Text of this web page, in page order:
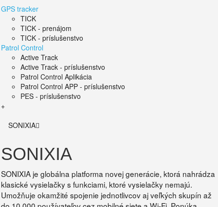
GPS tracker
TICK
TICK - prenájom
TICK - príslušenstvo
Patrol Control
Active Track
Active Track - príslušenstvo
Patrol Control Aplikácia
Patrol Control APP - príslušenstvo
PES - príslušenstvo
+
SONIXIA
SONIXIA
SONIXIA je globálna platforma novej generácie, ktorá nahrádza
klasické vysielačky s funkciami, ktoré vysielačky nemajú.
Umožňuje okamžité spojenie jednotlivcov aj veľkých skupín až